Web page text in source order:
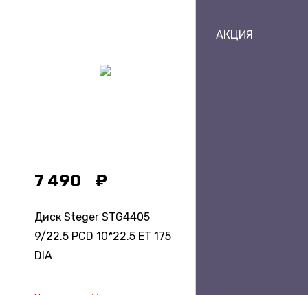
7 490
Диск Steger STG4405
9/22.5 PCD 10*22.5 ET 175
DIA
АКЦИЯ